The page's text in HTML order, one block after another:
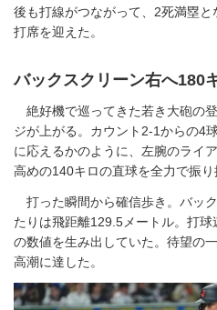
後も打線がつながって、2死満塁
打席を迎えた。
バックスクリーン右へ180
絶好機で巡ってきた若き大砲の
ジが上がる。カウント2-1からの4
に応えるかのように、左腕のライ
高めの140キロの直球を全力で振り
打った瞬間から確信歩き。バッ
たりは飛距離129.5メートル。打
の数値を生み出していた。待望の
高潮に達した。